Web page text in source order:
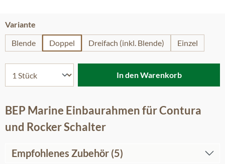
Variante
Blende
Doppel Dreifach (inkl. Blende) Einzel
In den Warenkorb
BEP Marine Einbaurahmen für Contura
und Rocker Schalter
Empfohlenes Zubehör (5)